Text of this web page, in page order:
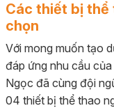
Các thiết bị
chọn
Với mong muốn tạo
đáp ứng nhu cầu
Ngọc đã cùng đội
04 thiết bị thể thao